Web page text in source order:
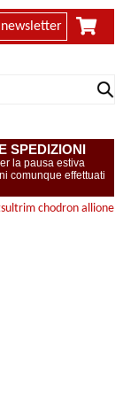
newsletter
SPEDIZIONI
la pausa estiva
comunque effettuati
chodron allione